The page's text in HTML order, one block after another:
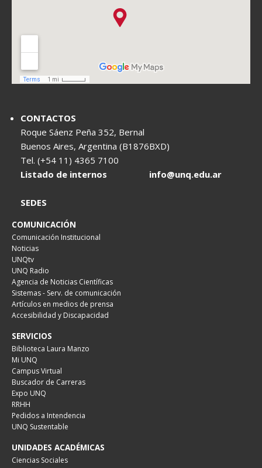
CONTACTOS
Roque Sáenz Peña 352, Bernal
Buenos Aires, Argentina (B1876BXD)
Tel. (+54 11) 4365 7100
Listado de internos
info@unq.edu.ar
SEDES
COMUNICACIÓN
Comunicación Institucional
Noticias
UNQtv
UNQ Radio
Agencia de Noticias Científicas
Sistemas - Serv. de comunicación
Artículos en medios de prensa
Accesibilidad y Discapacidad
SERVICIOS
Biblioteca Laura Manzo
Mi UNQ
Campus Virtual
Buscador de Carreras
Expo UNQ
RRHH
Pedidos a Intendencia
UNQ Sustentable
UNIDADES ACADÉMICAS
Ciencias Sociales